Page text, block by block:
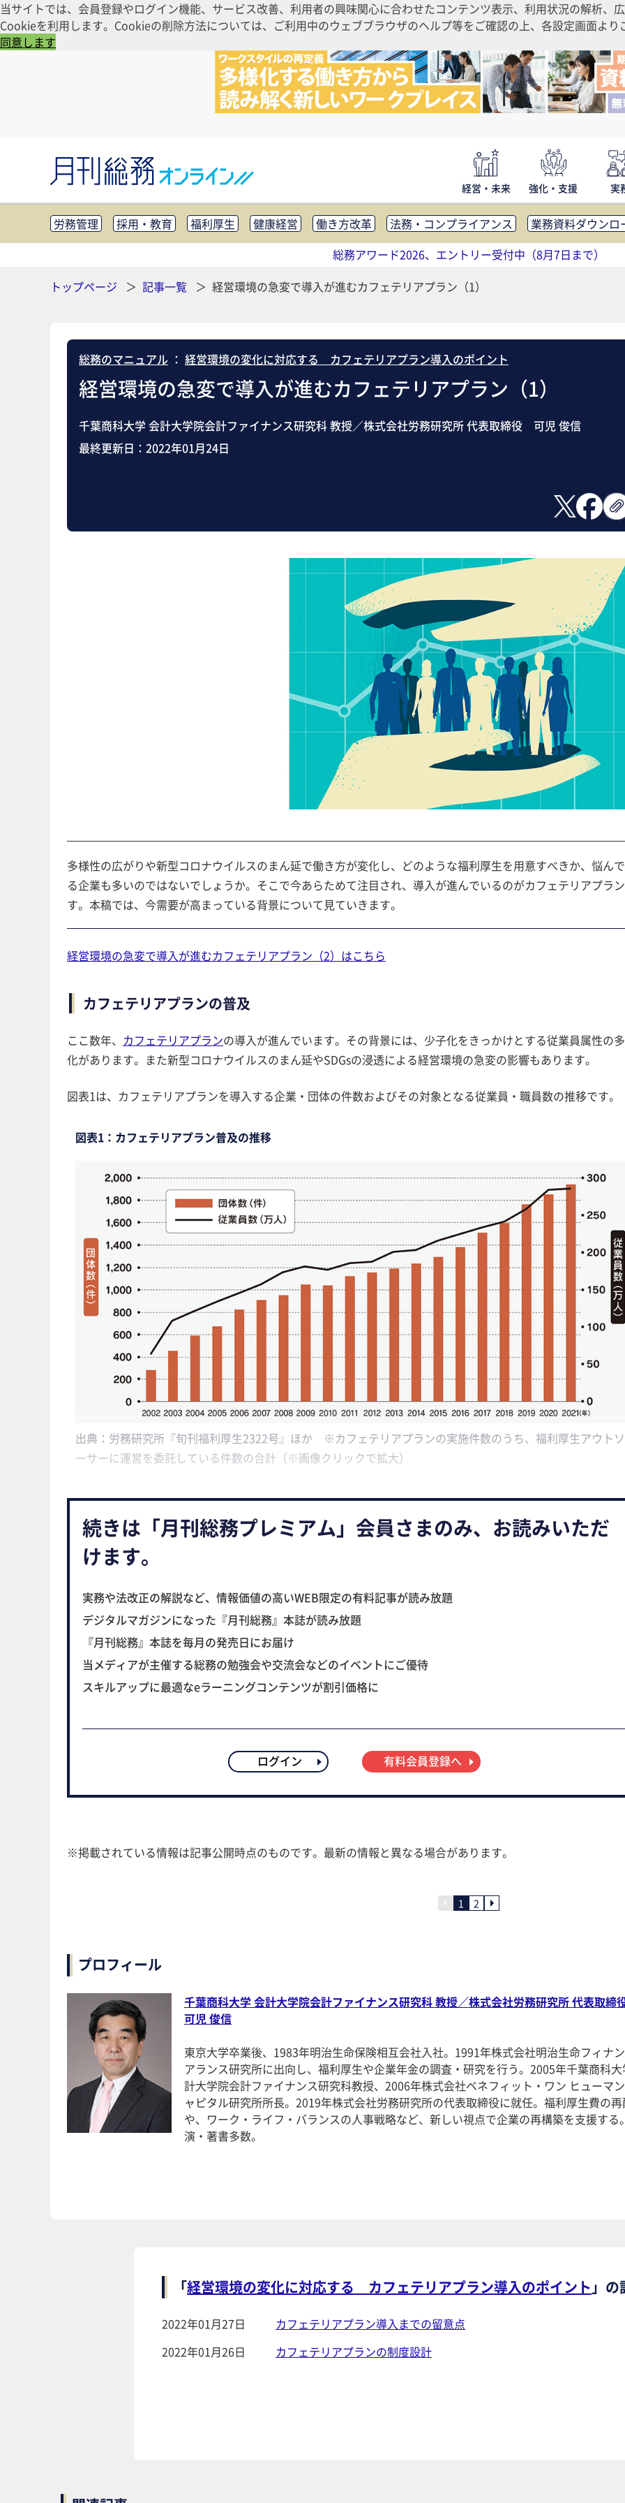
当サイトでは、会員登録やログイン機能、サービス改善、利用者の興味関心に合わせたコンテンツ表示、利用状況の解析、
Cookieを利用します。Cookieの削除方法については、ご利用中のウェブブラウザのヘルプ等をご確認の上、各設定画面よ
同意します
経営・未来 強化・支援 実
労務管理 採用・教育 福利厚生 健康経営 働き方改革 法務・コンプライアンス
業務資料ダウンロ
知財管理
リスクマネジメント・BCP 社外・社内広報 社外・社内コミュニケーション活性化
FM・オフ
助成金・補助金・コスト削減 アウトソーシング・BPO
調査・レ
総務アワード2026、エントリー受付中（8月7日まで）
トップページ
記事一覧 経営環境の急変で導入が進むカフェテリアプラン（1）
総務のマニュアル ： 経営環境の変化に対応する カフェテリアプラン導入のポイント
経営環境の急変で導入が進むカフェテリアプラン（1）
千葉商科大学 会計大学院会計ファイナンス研究科 教授／株式会社労務研究所 代表取締役 可児 俊信
最終更新日： 2022年01月24日
多様性の広がりや新型コロナウイルスのまん延で働き方が変化し、どのような福利厚生を用意すべきか、悩ん
る企業も多いのではないでしょうか。そこで今あらためて注目され、導入が進んでいるのがカフェテリアプラ
す。本稿では、今需要が高まっている背景について見ていきます。
経営環境の急変で導入が進むカフェテリアプラン（2）はこちら
カフェテリアプランの普及
ここ数年、 カフェテリアプランの導入が進んでいます。その背景には、少子化をきっかけとする従業員属性の
化があります。また新型コロナウイルスのまん延やSDGsの浸透による経営環境の急変の影響もあります。
図表1は、カフェテリアプランを導入する企業・団体の件数およびその対象となる従業員・職員数の推移です。
図表1：カフェテリアプラン普及の推移
出典：労務研究所『旬刊福利厚生2322号』ほか ※カフェテリアプランの実施件数のうち、福利厚生アウトソ
ーサーに運営を委託している件数の合計（※画像クリックで拡大）
続きは「月刊総務プレミアム」会員さまのみ、お読みいただ
けます。
実務や法改正の解説など、情報価値の高いWEB限定の有料記事が読み放題
デジタルマガジンになった『月刊総務』本誌が読み放題
『月刊総務』本誌を毎月の発売日にお届け
当メディアが主催する総務の勉強会や交流会などのイベントにご優待
スキルアップに最適なeラーニングコンテンツが割引価格に
ログイン 有料会員登録へ
※掲載されている情報は記事公開時点のものです。最新の情報と異なる場合があります。
1 2
プロフィール
千葉商科大学 会計大学院会計ファイナンス研究科 教授／株式会社労務研究所 代表取締
可児 俊信
東京大学卒業後、1983年明治生命保険相互会社入社。1991年株式会社明治生命フィナ
アランス研究所に出向し、福利厚生や企業年金の調査・研究を行う。2005年千葉商科
計大学院会計ファイナンス研究科教授、2006年株式会社ベネフィット・ワン ヒューマ
ャピタル研究所所長。2019年株式会社労務研究所の代表取締役に就任。福利厚生費の
や、ワーク・ライフ・バランスの人事戦略など、新しい視点で企業の再構築を支援する
演・著書多数。
「経営環境の変化に対応する カフェテリアプラン導入のポイント 」の
2022年01月27日
カフェテリアプラン導入までの留意点
2022年01月26日
カフェテリアプランの制度設計